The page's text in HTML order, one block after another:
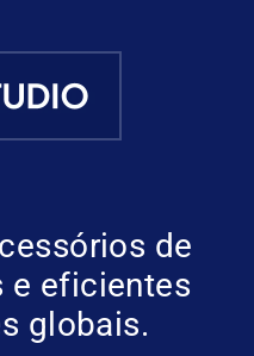
de
e eficientes
globais.